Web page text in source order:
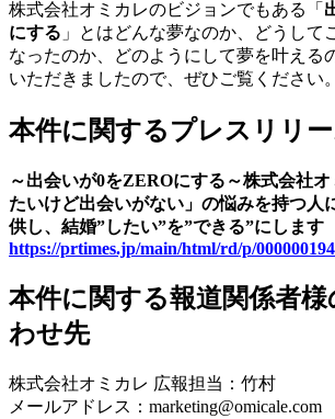
株式会社オミカレのビジョンでもある「
にする 」とはどんな夢なのか、どうして
なったのか、どのようにして夢を叶える
いただきましたので、ぜひご覧ください。
本件に関するプレスリリ
～出会いが0をZEROにする～株式会社
たいけど出会いがない」の悩みを持つ人
供し、結婚”したい”を”できる”にします
https://prtimes.jp/main/html/rd/p/
本件に関する報道関係者
わせ先
株式会社オミカレ 広報担当：竹村
メールアドレス：marketing@omicale.com